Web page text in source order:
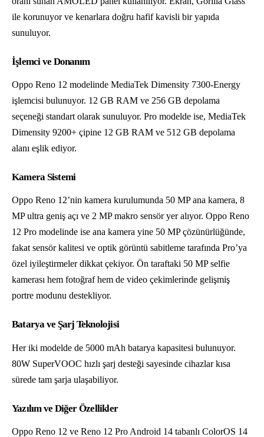
ile korunuyor ve kenarlara doğru hafif kavisli bir yapıda
sunuluyor.
İşlemci ve Donanım
Oppo Reno 12 modelinde MediaTek Dimensity 7300-Energy
işlemcisi bulunuyor. 12 GB RAM ve 256 GB depolama
seçeneği standart olarak sunuluyor. Pro modelde ise, MediaTek
Dimensity 9200+ çipine 12 GB RAM ve 512 GB depolama
alanı eşlik ediyor.
Kamera Sistemi
Oppo Reno 12’nin kamera kurulumunda 50 MP ana kamera, 8
MP ultra geniş açı ve 2 MP makro sensör yer alıyor. Oppo Reno
12 Pro modelinde ise ana kamera yine 50 MP çözünürlüğünde,
fakat sensör kalitesi ve optik görüntü sabitleme tarafında Pro’ya
özel iyileştirmeler dikkat çekiyor. Ön taraftaki 50 MP selfie
kamerası hem fotoğraf hem de video çekimlerinde gelişmiş
portre modunu destekliyor.
Batarya ve Şarj Teknolojisi
Her iki modelde de 5000 mAh batarya kapasitesi bulunuyor.
80W SuperVOOC hızlı şarj desteği sayesinde cihazlar kısa
sürede tam şarja ulaşabiliyor.
Yazılım ve Diğer Özellikler
Oppo Reno 12 ve Reno 12 Pro Android 14 tabanlı ColorOS 14